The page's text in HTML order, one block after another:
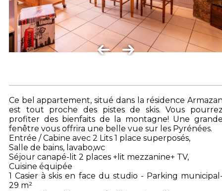
Ce bel appartement, situé dans la résidence
est tout proche des pistes de skis. Vous
profiter des bienfaits de la montagne! Une
fenêtre vous offrira une belle vue sur les Pyrénées.
Entrée / Cabine avec 2 Lits 1 place superposés,
Salle de bains, lavabo,wc
Séjour canapé-lit 2 places +lit mezzanine+ TV,
Cuisine équipée
1 Casier à skis en face du studio - Parking
29 m²